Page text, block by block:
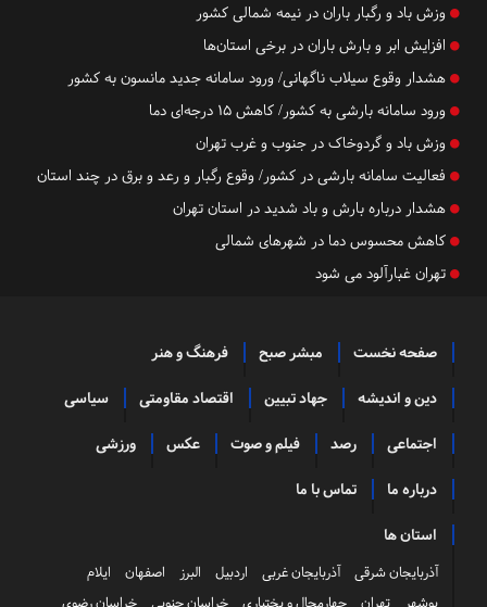
وزش باد و رگبار باران در نیمه شمالی کشور
افزایش ابر و بارش باران در برخی استان‌ها
هشدار وقوع سیلاب ناگهانی/ ورود سامانه جدید مانسون به کشور
ورود سامانه بارشی به کشور/ کاهش ۱۵ درجه‌ای دما
وزش باد و گردوخاک در جنوب و غرب تهران
فعالیت سامانه بارشی در کشور/ وقوع رگبار و رعد و برق در چند استان‌
هشدار درباره بارش و باد شدید در استان تهران
کاهش محسوس دما در شهرهای شمالی
تهران غبارآلود می شود
صفحه نخست مبشر صبح فرهنگ و هنر
دین و اندیشه جهاد تبیین اقتصاد مقاومتی سیاسی
اجتماعی رصد فیلم و صوت عکس ورزشی
درباره ما تماس با ما
استان ها
آذربایجان شرقی آذربایجان غربی اردبیل البرز اصفهان
ایلام
بوشهر
تهران چهارمحال و بختیاری خراسان جنوبی خراسان رضوی